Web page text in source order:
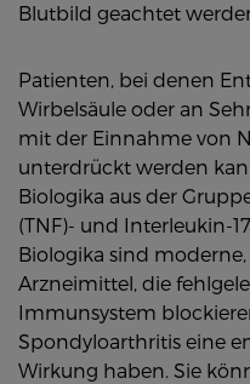
Blutbild geachtet
Patienten, bei denen
Wirbelsäule oder an
mit der Einnahme von
unterdrückt werden
Biologika aus der
(TNF)- und Interleukin-
Biologika sind
Arzneimittel, die
Immunsystem
Spondyloarthritis eine
Wirkung haben. Sie